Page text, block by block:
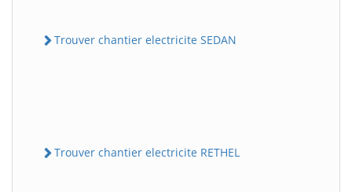
Trouver chantier electricite SEDAN
Trouver chantier electricite RETHEL